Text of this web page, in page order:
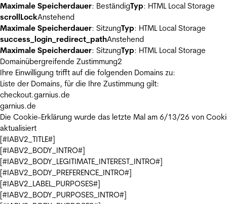
Maximale Speicherdauer: BeständigTyp: HTML Local Storage
scrollLockAnstehend
Maximale Speicherdauer: SitzungTyp: HTML Local Storage
success_login_redirect_pathAnstehend
Maximale Speicherdauer: SitzungTyp: HTML Local Storage
Domainübergreifende Zustimmung2
Ihre Einwilligung trifft auf die folgenden Domains zu:
Liste der Domains, für die Ihre Zustimmung gilt:
checkout.garnius.de
garnius.de
Die Cookie-Erklärung wurde das letzte Mal am 6/13/26 von
aktualisiert
[#IABV2_TITLE#]
[#IABV2_BODY_INTRO#]
[#IABV2_BODY_LEGITIMATE_INTEREST_INTRO#]
[#IABV2_BODY_PREFERENCE_INTRO#]
[#IABV2_LABEL_PURPOSES#]
[#IABV2_BODY_PURPOSES_INTRO#]